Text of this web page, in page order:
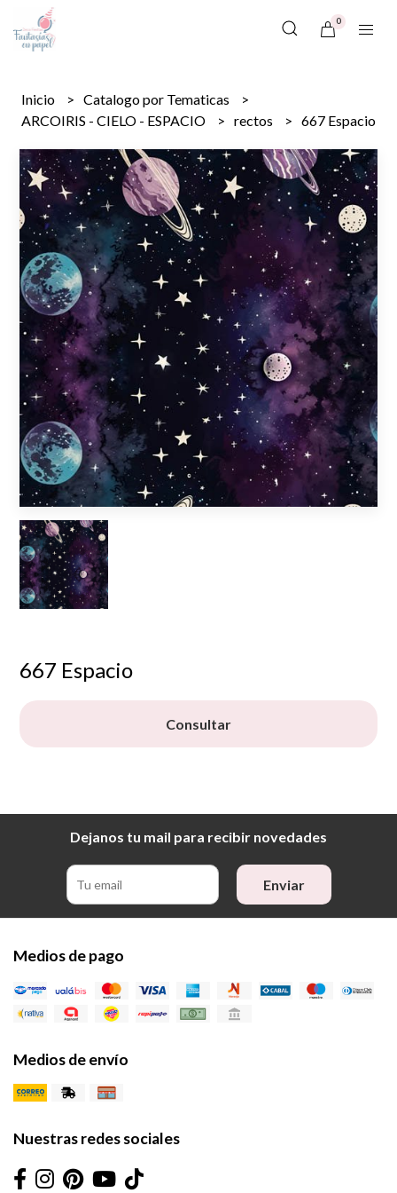
0
Inicio
Catalogo por Tematicas
ARCOIRIS - CIELO - ESPACIO
rectos 667 Espacio
667 Espacio
Consultar
Dejanos tu mail para recibir novedades
Enviar
Medios de pago
Medios de envío
Nuestras redes sociales